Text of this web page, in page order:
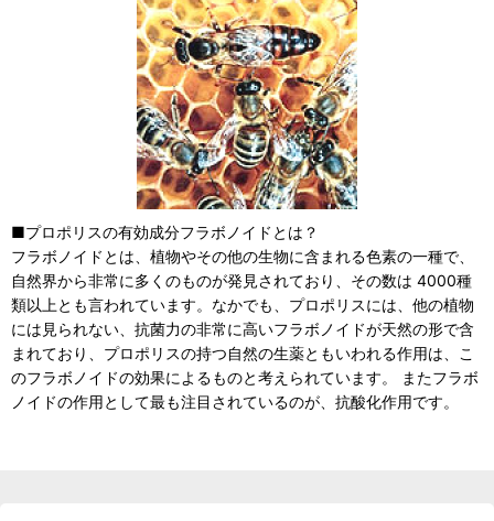
■プロポリスの有効成分フラボノイドとは？
フラボノイドとは、植物やその他の生物に含まれる色素の一種で、
自然界から非常に多くのものが発見されており、その数は 4000種
類以上とも言われています。なかでも、プロポリスには、他の植物
には見られない、抗菌力の非常に高いフラボノイドが天然の形で含
まれており、プロポリスの持つ自然の生薬ともいわれる作用は、こ
のフラボノイドの効果によるものと考えられています。 またフラボ
ノイドの作用として最も注目されているのが、抗酸化作用です。